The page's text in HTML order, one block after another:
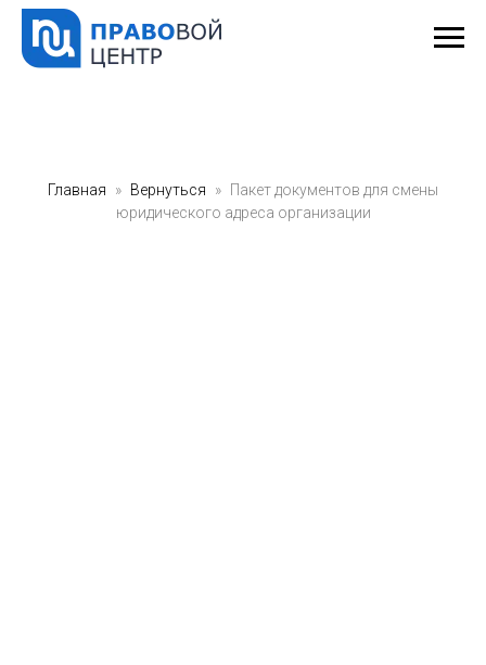
Главная Вернуться
Пакет документов для смены
юридического адреса организации